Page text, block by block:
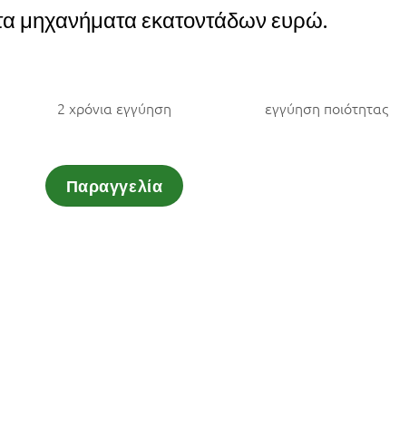
μηχανήματα εκατοντάδων ευρώ.
2 χρόνια εγγύηση εγγύηση ποιότητας
Παραγγελία